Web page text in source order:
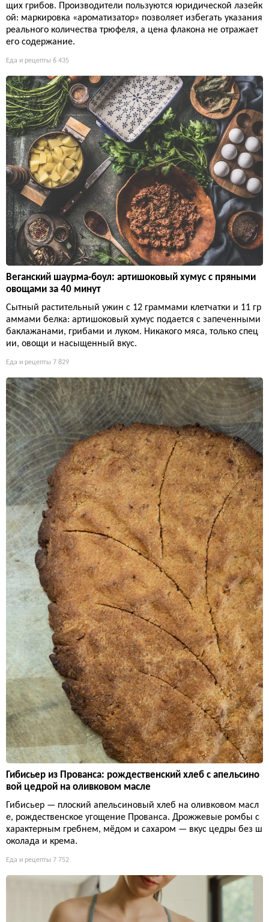
щих грибов. Производители пользуются юридической лазейк
ой: маркировка «ароматизатор» позволяет избегать указания
реального количества трюфеля, а цена флакона не отражает
его содержание.
Еда и рецепты 6 435
Веганский шаурма-боул: артишоковый хумус с пряными
овощами за 40 минут
Сытный растительный ужин с 12 граммами клетчатки и 11 гр
аммами белка: артишоковый хумус подается с запеченными
баклажанами, грибами и луком. Никакого мяса, только спец
ии, овощи и насыщенный вкус.
Еда и рецепты 7 829
Гибисьер из Прованса: рождественский хлеб с апельсино
вой цедрой на оливковом масле
Гибисьер — плоский апельсиновый хлеб на оливковом масл
е, рождественское угощение Прованса. Дрожжевые ромбы с
характерным гребнем, мёдом и сахаром — вкус цедры без ш
околада и крема.
Еда и рецепты 7 752